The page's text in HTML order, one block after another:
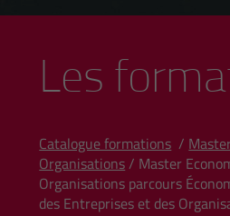
Les
Catalogue formations /
Organisations/ Master
Organisations parcours
des Entreprises et des